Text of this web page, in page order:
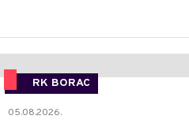
RK BORAC
05.08.2026.